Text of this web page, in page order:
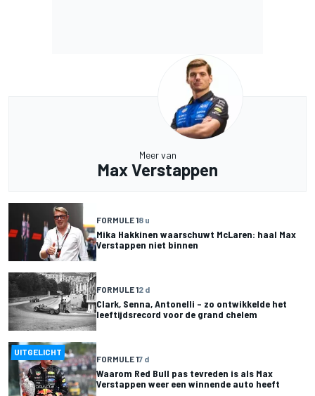
Meer van
Max Verstappen
FORMULE 18 u
Mika Hakkinen waarschuwt McLaren: haal Max
Verstappen niet binnen
FORMULE 12 d
Clark, Senna, Antonelli – zo ontwikkelde het
leeftijdsrecord voor de grand chelem
UITGELICHT
FORMULE 17 d
Waarom Red Bull pas tevreden is als Max
Verstappen weer een winnende auto heeft